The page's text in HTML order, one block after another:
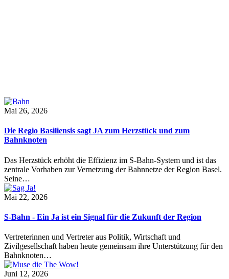
Mai 26, 2026
Die Regio Basiliensis sagt JA zum Herzstück und zum
Bahnknoten
Das Herzstück erhöht die Effizienz im S-Bahn-System und ist das
zentrale Vorhaben zur Vernetzung der Bahnnetze der Region Basel.
Seine…
Mai 22, 2026
S-Bahn - Ein Ja ist ein Signal für die Zukunft der Region
Vertreterinnen und Vertreter aus Politik, Wirtschaft und
Zivilgesellschaft haben heute gemeinsam ihre Unterstützung für den
Bahnknoten…
Juni 12, 2026